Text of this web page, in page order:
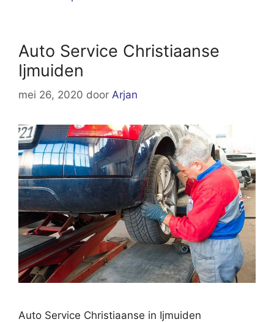
Auto Service Christiaanse
Ijmuiden
mei 26, 2020 door Arjan
Auto Service Christiaanse in Ijmuiden